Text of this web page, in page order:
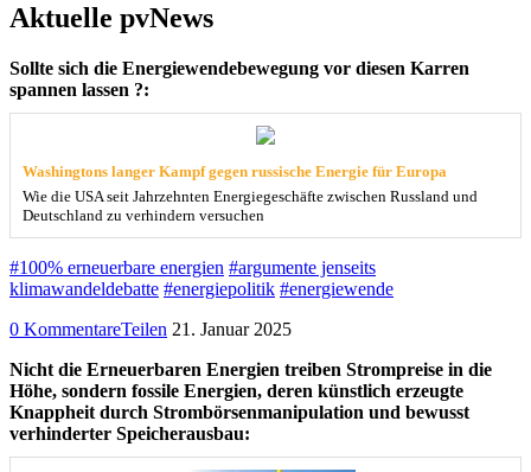
Aktuelle pvNews
Sollte sich die Energiewendebewegung vor diesen Karren
spannen lassen ?:
Washingtons langer Kampf gegen russische Energie für Europa
Wie die USA seit Jahrzehnten Energiegeschäfte zwischen Russland und
Deutschland zu verhindern versuchen
#100% erneuerbare energien #argumente jenseits
klimawandeldebatte #energiepolitik #energiewende
0 KommentareTeilen 21. Januar 2025
Nicht die Erneuerbaren Energien treiben Strompreise in die
Höhe, sondern fossile Energien, deren künstlich erzeugte
Knappheit durch Strombörsenmanipulation und bewusst
verhinderter Speicherausbau: